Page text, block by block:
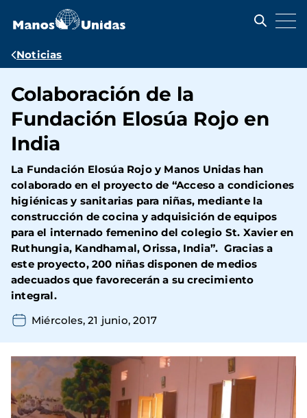
contenido
Ruta
navegación
Noticias
Colaboración de la
Fundación Elosúa Rojo en
India
La Fundación Elosúa Rojoy Manos Unidashan
colaborado en el proyecto de “Acceso a condiciones
higiénicas y sanitarias para niñas, mediante la
construcción de cocina y adquisición de equipos
para el internado femenino del colegio St. Xavier en
Ruthungia, Kandhamal, Orissa, India”. Gracias a
este proyecto, 200 niñas disponen de medios
adecuados que favorecerán a su crecimiento
integral.
Miércoles, 21 junio, 2017